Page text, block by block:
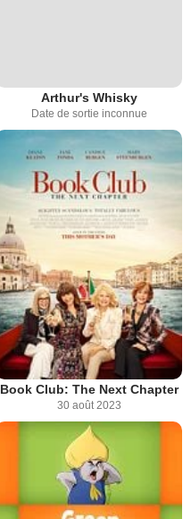
Arthur's Whisky
Date de sortie inconnue
Book Club: The Next Chapter
30 août 2023